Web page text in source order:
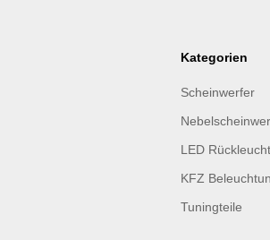
Kategorien
Scheinwerfer
LED
KFZ
Tuningteile